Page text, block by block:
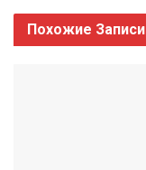
Похожие Записи